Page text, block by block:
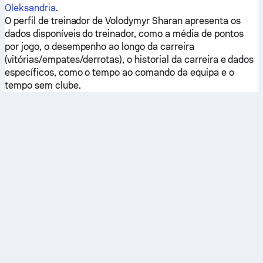
Oleksandria.
O perfil de treinador de Volodymyr Sharan apresenta os
dados disponíveis do treinador, como a média de pontos
por jogo, o desempenho ao longo da carreira
(vitórias/empates/derrotas), o historial da carreira e dados
específicos, como o tempo ao comando da equipa e o
tempo sem clube.